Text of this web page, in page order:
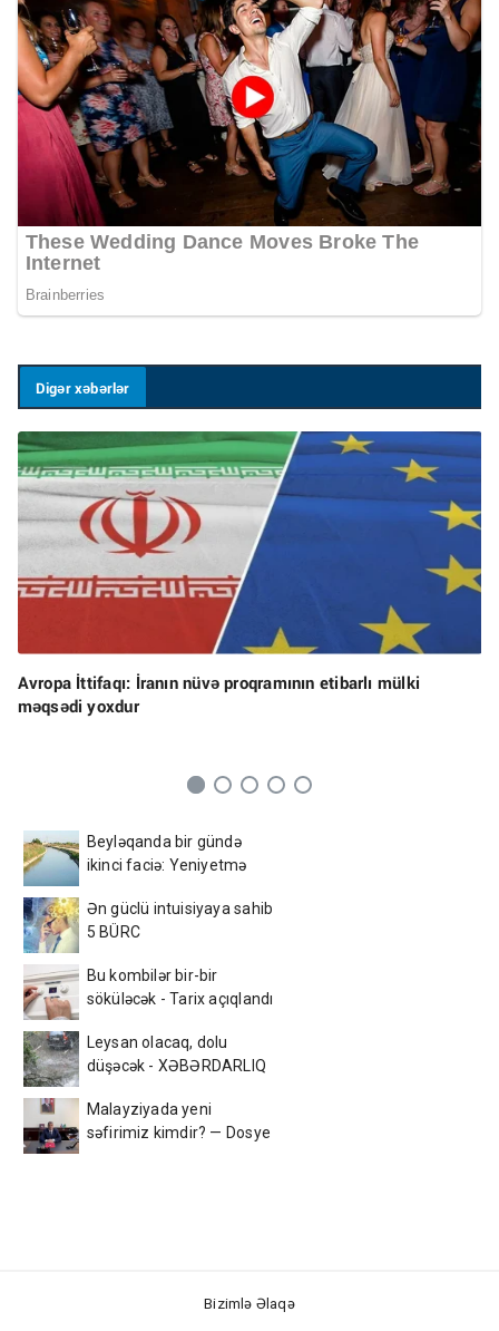
Digər xəbərlər
Avropa İttifaqı: İranın nüvə proqramının etibarlı mülki
məqsədi yoxdur
Beyləqanda bir gündə
ikinci faciə: Yeniyetmə
Ən güclü intuisiyaya sahib
5 BÜRC
Bu kombilər bir-bir
söküləcək - Tarix açıqlandı
Leysan olacaq, dolu
düşəcək - XƏBƏRDARLIQ
Malayziyada yeni
səfirimiz kimdir? — Dosye
Bizimlə Əlaqə